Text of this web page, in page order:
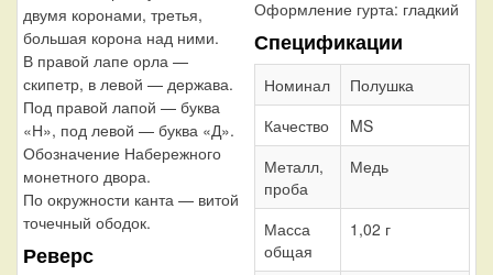
двумя коронами, третья,
большая корона над ними.
В правой лапе орла —
скипетр, в левой — держава.
Под правой лапой — буква
«Н», под левой — буква «Д».
Обозначение Набережного
монетного двора.
По окружности канта — витой
точечный ободок.
Реверс
Оформление гурта: гладкий
Спецификации
Номинал
Полушка
Качество
MS
Металл,
проба
Медь
Масса
общая
1,02 г